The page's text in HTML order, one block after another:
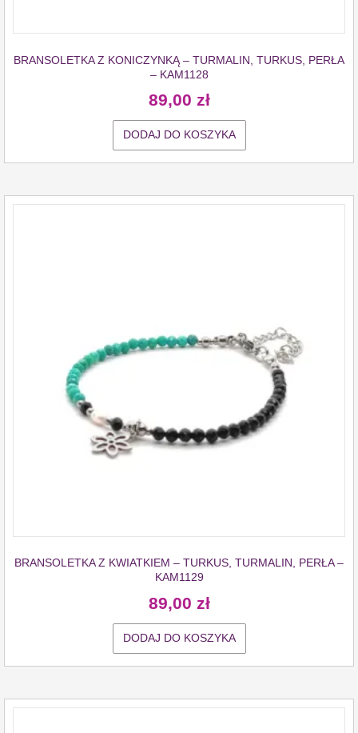
BRANSOLETKA Z KONICZYNKĄ – TURMALIN, TURKUS, PERŁA
– KAM1128
89,00 zł
DODAJ DO KOSZYKA
BRANSOLETKA Z KWIATKIEM – TURKUS, TURMALIN, PERŁA –
KAM1129
89,00 zł
DODAJ DO KOSZYKA